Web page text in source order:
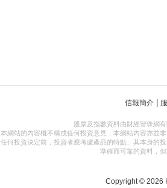
信報簡介
股票及指數資料由財經智珠網
本網站的內容概不構成任何投資意見，本網站內容亦並
任何投資決定前，投資者應考慮產品的特點、其本身的
準確而可靠的資料，
Copyright © 2026